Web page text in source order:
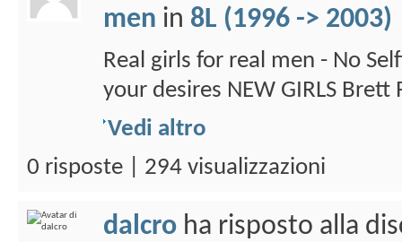
men in 8L (1996 -> 2003)
Real girls for real men - No
your desires NEW GIRLS Brett
Vedi altro
0 risposte | 294 visualizzazioni
dalcro ha risposto alla